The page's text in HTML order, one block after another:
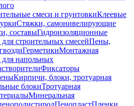
смеси и грунтовкиКлеевые
Стяжки, самонивелирующие
составыГидроизоляционные
строительных смесейПены,
ГерметикиМонтажная
напольных
Фиксаторы
Кирпичи, блоки, тротуарная
блокиТротуарная
Минеральная
ПенопластПленки,